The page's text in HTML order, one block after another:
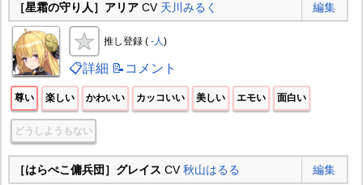
［星霜の守り人］アリアCV 天川みるく 編集
推し登録 ( -人)
📋詳細 📝コメント
尊い 楽しい かわいい カッコいい 美しい エモい 面白い
どうしようもない
［はらぺこ傭兵団］グレイス CV秋山はるる 編集